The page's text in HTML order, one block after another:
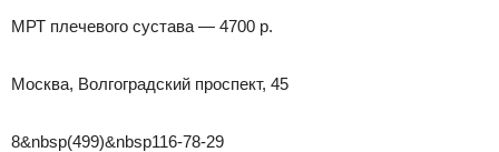
МРТ плечевого сустава — 4700 р.
Москва, Волгоградский проспект, 45
8&nbsp(499)&nbsp116-78-29